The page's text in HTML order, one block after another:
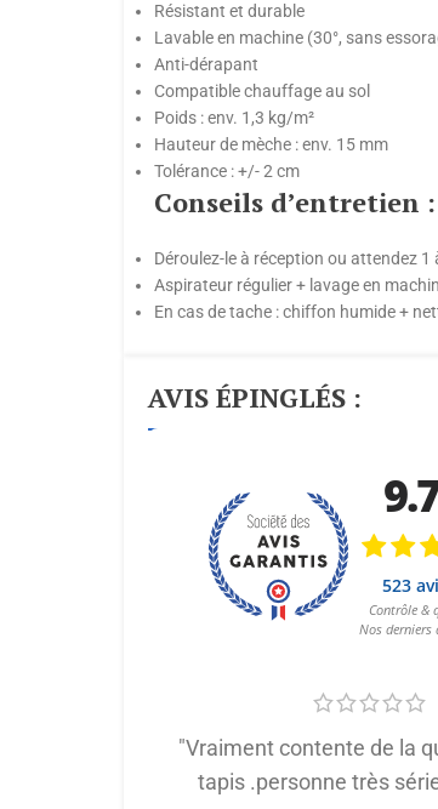
Résistant et durable
Lavable en machine (30°, sans
Anti-dérapant
Compatible chauffage au sol
Poids : env. 1,3 kg/m²
Hauteur de mèche : env. 15 mm
Tolérance : +/- 2 cm
Conseils d’entretien :
Déroulez-le à réception ou attendez 1
Aspirateur régulier + lavage en
En cas de tache : chiffon humide +
AVIS ÉPINGLÉS :
"Vraiment contente de la
tapis .personne très